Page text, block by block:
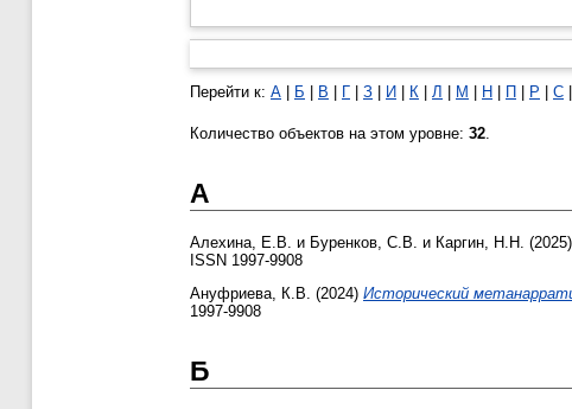
Перейти к: А | Б | В | Г | З | И | К | Л | М | Н | П | Р | С |
Количество объектов на этом уровне: 32
А
Алехина, Е.В. и Буренков, С.В. и Каргин, Н.Н. (2025)
ISSN 1997-9908
Ануфриева, К.В. (2024) Исторический
1997-9908
Б